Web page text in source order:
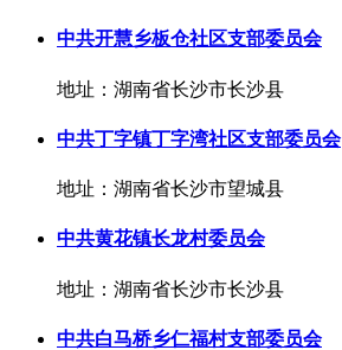
中共开慧乡板仓社区支部委员会
地址：湖南省长沙市长沙县
中共丁字镇丁字湾社区支部委员会
地址：湖南省长沙市望城县
中共黄花镇长龙村委员会
地址：湖南省长沙市长沙县
中共白马桥乡仁福村支部委员会